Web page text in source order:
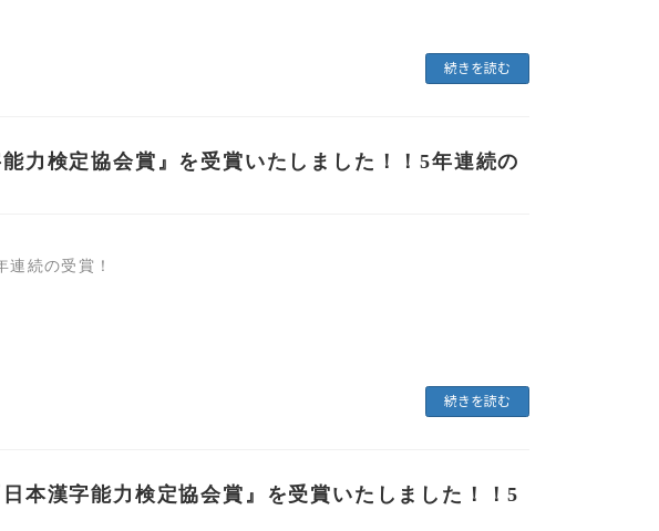
続きを読む
力検定協会賞』を受賞いたしました！！5年連続の
連続の受賞！
続きを読む
日本漢字能力検定協会賞』を受賞いたしました！！5